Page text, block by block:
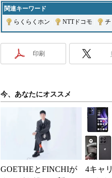
関連キーワード
らくらくホン
NTTドコモ チ
印刷
今、あなたにオススメ
GOETHEとFINCHIが
4キャ